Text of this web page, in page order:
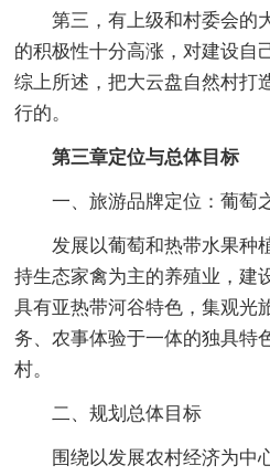
第三，有上级和村委会的
的积极性十分高涨，对建设自
综上所述，把大云盘自然村打
行的。
第三章定位与总体目标
一、旅游品牌定位：葡萄
发展以葡萄和热带水果种
持生态家禽为主的养殖业，建
具有亚热带河谷特色，集观光
务、农事体验于一体的独具特
村。
二、规划总体目标
围绕以发展农村经济为中